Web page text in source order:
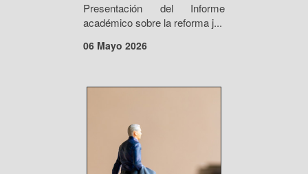
Presentación del Informe
académico sobre la reforma j...
06 Mayo 2026